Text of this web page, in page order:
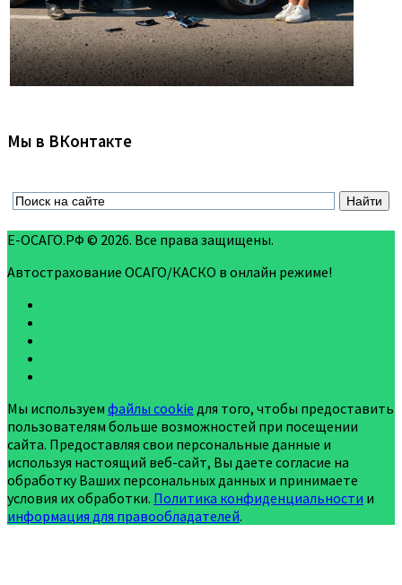
Мы в ВКонтакте
Е-ОСАГО.РФ © 2026. Все права защищены.
Автострахование ОСАГО/КАСКО в онлайн режиме!
Мы используем файлы cookie для того, чтобы предоставить
пользователям больше возможностей при посещении
сайта. Предоставляя свои персональные данные и
используя настоящий веб-сайт, Вы даете согласие на
обработку Ваших персональных данных и принимаете
условия их обработки. Политика конфиденциальности и
информация для правообладателей.